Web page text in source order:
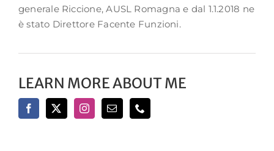
generale Riccione, AUSL Romagna e dal 1.1.2018 ne
è stato Direttore Facente Funzioni.
LEARN MORE ABOUT ME